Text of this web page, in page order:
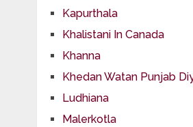
Kapurthala
Khalistani In Canada
Khanna
Khedan Watan Punjab
Ludhiana
Malerkotla